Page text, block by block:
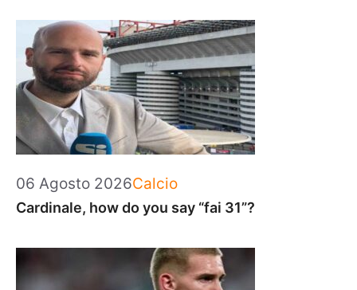
06 Agosto 2026Categorie
Calcio
Cardinale, how do you say “fai 31”?